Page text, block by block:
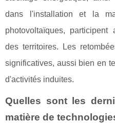
dans l'installation et la
photovoltaïques, participent
des territoires. Les
significatives, aussi bien en
d'activités induites.
Quelles sont les
matière de